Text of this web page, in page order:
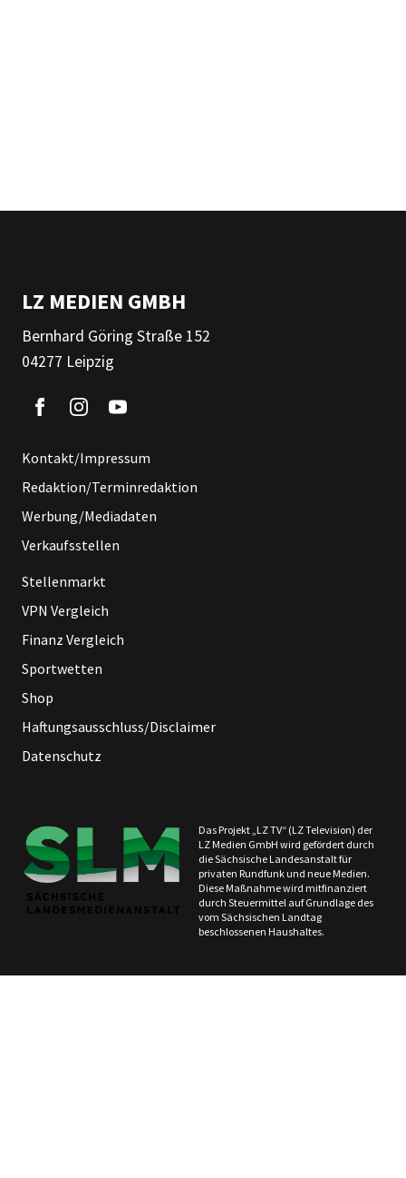
LZ MEDIEN GMBH
Bernhard Göring Straße 152
04277 Leipzig
Kontakt/Impressum
Redaktion/Terminredaktion
Werbung/Mediadaten
Verkaufsstellen
Stellenmarkt
VPN Vergleich
Finanz Vergleich
Sportwetten
Shop
Haftungsausschluss/Disclaimer
Datenschutz
Das Projekt „LZ TV“ (LZ Television) der
LZ Medien GmbH wird gefördert durch
die Sächsische Landesanstalt für
privaten Rundfunk und neue Medien.
Diese Maßnahme wird mitfinanziert
durch Steuermittel auf Grundlage des
vom Sächsischen Landtag
beschlossenen Haushaltes.